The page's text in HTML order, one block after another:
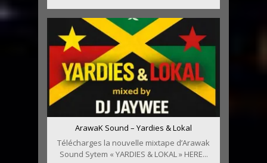
ArawaK Sound – Yardies & Lokal
Télécharges la nouvelle mixtape d’Arawak
Sound Sytem « YARDIES & LOKAL » HERE...